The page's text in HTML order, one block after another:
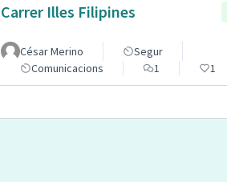
Carrer Illes Filipines
César Merino
Segur
Comunicacions
1 1